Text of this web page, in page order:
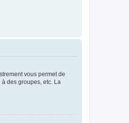
vous permet de
des groupes, etc. La